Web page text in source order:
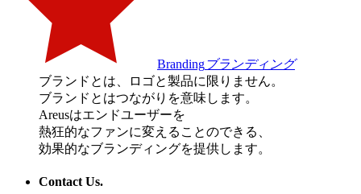
Brandingブランディング
ブランドとは、ロゴと製品に限りません。
ブランドとはつながりを意味します。
Areusはエンドユーザーを
熱狂的なファンに変えることのできる、
効果的なブランディングを提供します。
Contact Us.